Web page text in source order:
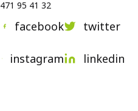
95 41 32
facebook twitter
instagram linkedin